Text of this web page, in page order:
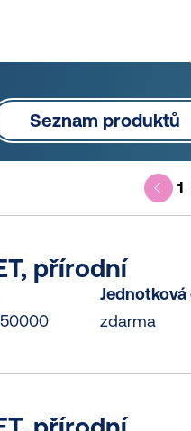
Seznam produktů
1
přírodní
Jednotková
zdarma